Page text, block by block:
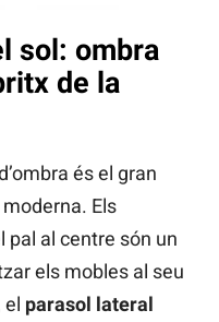
sol: ombra
de la
és el gran
Els
pal al centre són un
els mobles al seu
el parasol lateral